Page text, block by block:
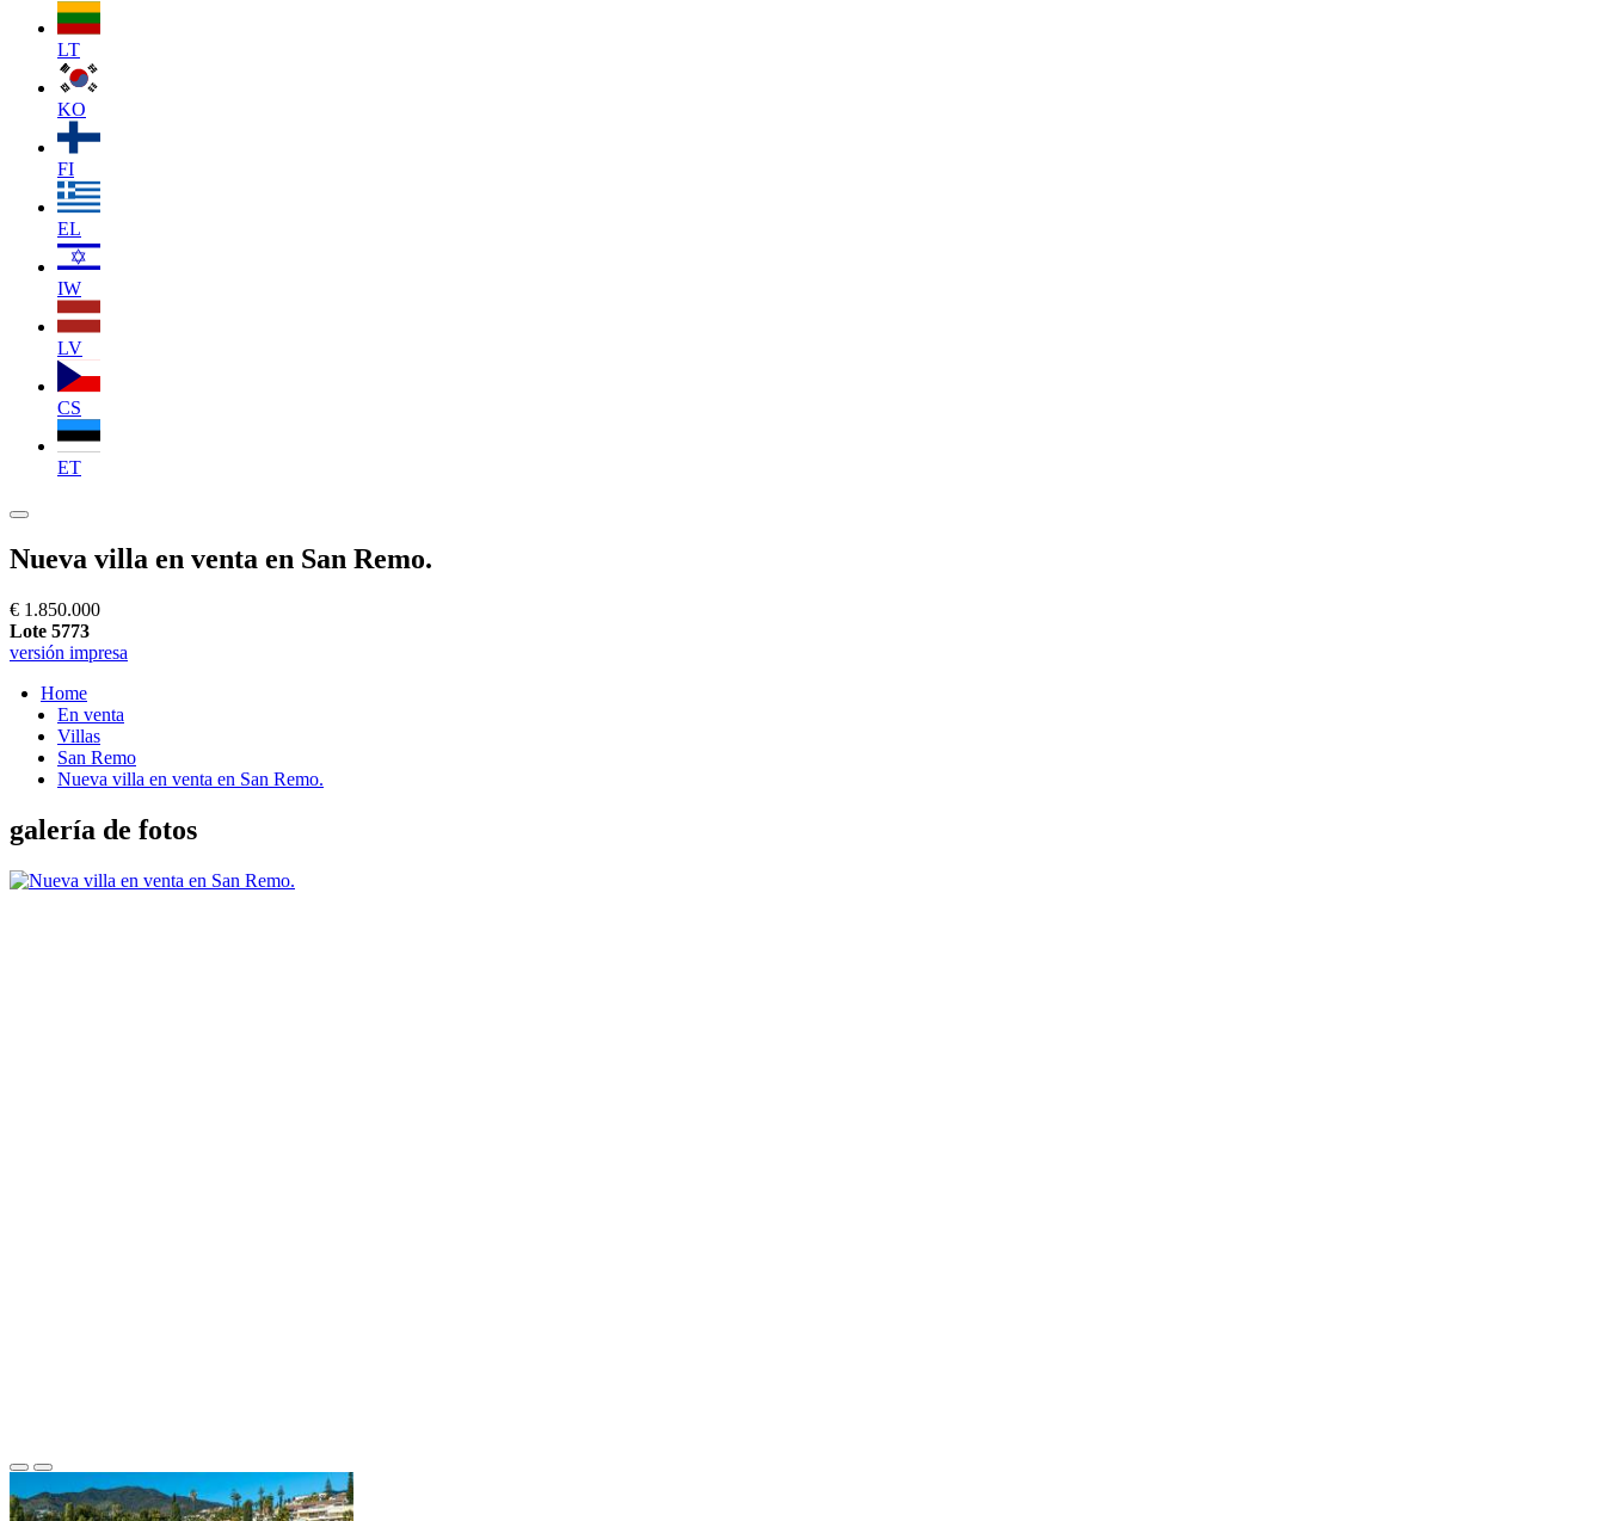
LT
KO
FI
EL
IW
LV
CS
ET
Nueva villa en venta en San Remo.
€ 1.850.000
Lote 5773
versión impresa
Home
En venta
Villas
San Remo
Nueva villa en venta en San Remo.
galería de fotos